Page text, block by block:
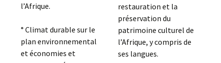
l’Afrique.
° Climat durable sur le
plan environnemental
et économies et
restauration et la
préservation du
patrimoine culturel de
l’Afrique, y compris de
ses langues.